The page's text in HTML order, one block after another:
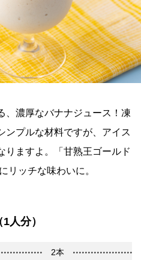
、濃厚なバナナジュース！凍
ンプルな材料ですが、アイス
りますよ。「甘熟王ゴールド
リッチな味わいに。
人分）
2本